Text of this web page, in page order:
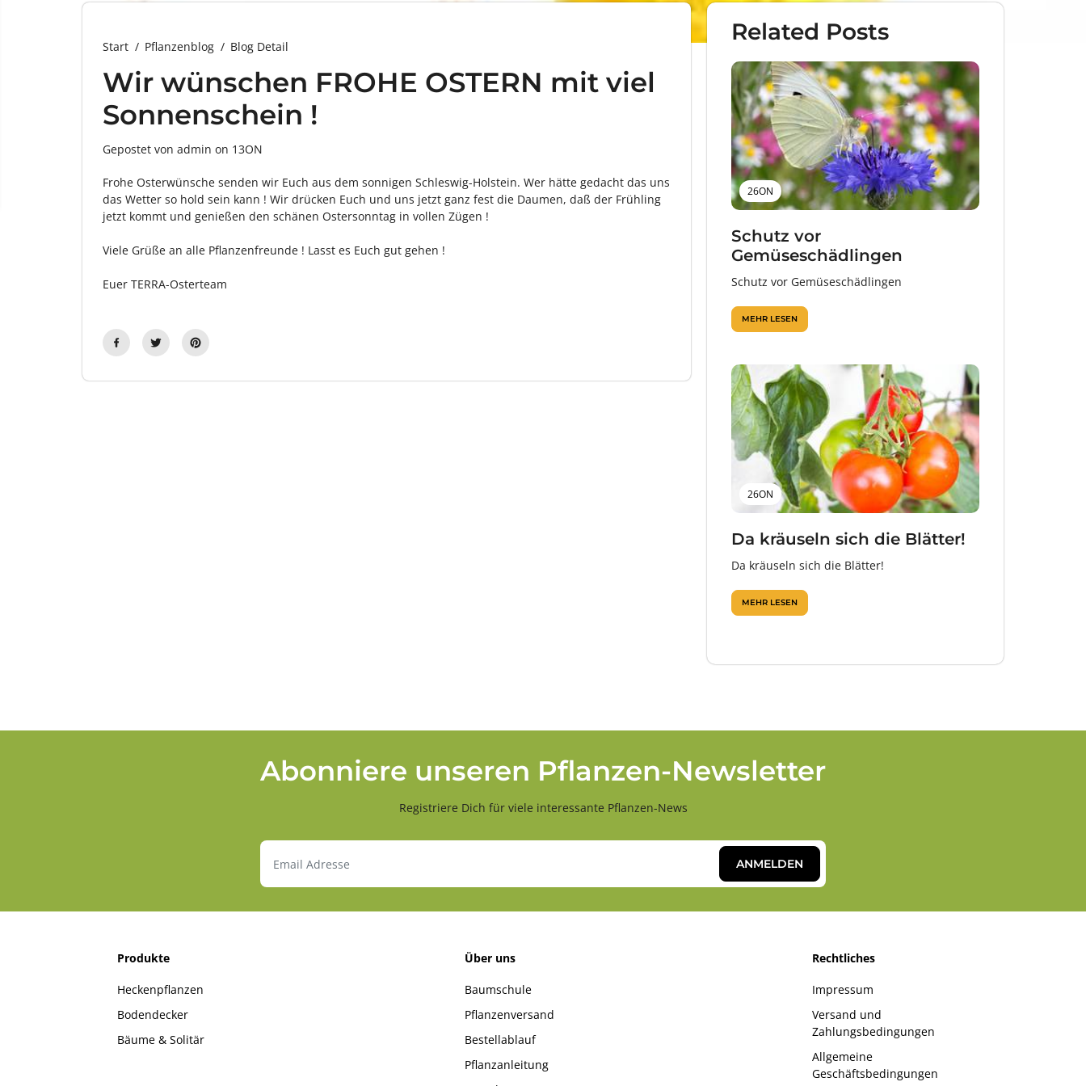
Start Pflanzenblog Blog Detail
Wir wünschen FROHE OSTERN mit viel
Sonnenschein !
Gepostet von admin on 13ON
Frohe Osterwünsche senden wir Euch aus dem sonnigen Schleswig-Holstein. Wer hätte gedacht das uns
das Wetter so hold sein kann ! Wir drücken Euch und uns jetzt ganz fest die Daumen, daß der Frühling
jetzt kommt und genießen den schänen Ostersonntag in vollen Zügen !
Viele Grüße an alle Pflanzenfreunde ! Lasst es Euch gut gehen !
Euer TERRA-Osterteam
Related Posts
26ON
Schutz vor
Gemüseschädlingen
Schutz vor Gemüseschädlingen
MEHR LESEN
26ON
Da kräuseln sich die Blätter!
Da kräuseln sich die Blätter!
MEHR LESEN
Abonniere unseren Pflanzen-Newsletter
Registriere Dich für viele interessante Pflanzen-News
ANMELDEN
Produkte
Heckenpflanzen
Bodendecker
Bäume & Solitär
Über uns
Baumschule
Pflanzenversand
Bestellablauf
Pflanzanleitung
Rechtliches
Impressum
Versand und
Zahlungsbedingungen
Allgemeine
Geschäftsbedingungen